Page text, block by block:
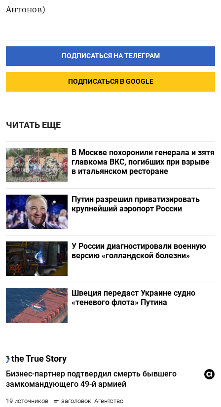
Антонов)
ПОДПИСАТЬСЯ НА ТЕЛЕГРАМ
ПОДПИСАТЬСЯ В GOOGLE
ЧИТАТЬ ЕЩЕ
В Москве похоронили генерала и зятя
главкома ВКС, погибших при взрыве
в итальянском ресторане
Путин разрешил приватизировать
крупнейший аэропорт России
У России диагностировали военную
версию «голландской болезни»
Швеция передаст Украине судно
«теневого флота» Путина